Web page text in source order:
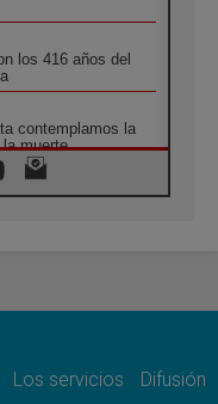
los 416 años del
contemplamos la
muerte
de la Madre
Los servicios Difusión